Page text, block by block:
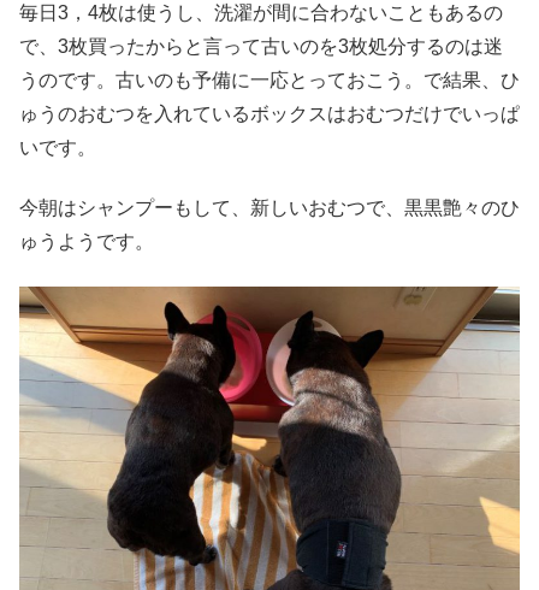
毎日3，4枚は使うし、洗濯が間に合わないこともあるの
で、3枚買ったからと言って古いのを3枚処分するのは迷
うのです。古いのも予備に一応とっておこう。で結果、ひ
ゅうのおむつを入れているボックスはおむつだけでいっぱ
いです。
今朝はシャンプーもして、新しいおむつで、黒黒艶々のひ
ゅうようです。